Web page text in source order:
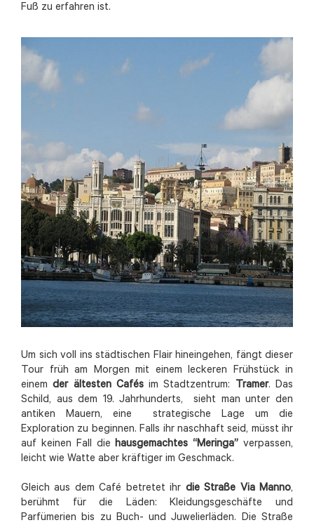
Fuß zu erfahren ist.
Um sich voll ins städtischen Flair hineingehen, fängt dieser
Tour früh am Morgen mit einem leckeren Frühstück in
einemder ältesten Cafésim Stadtzentrum: Tramer. Das
Schild, aus dem 19. Jahrhunderts, sieht man unter den
antiken Mauern, eine strategische Lage um die
Exploration zu beginnen. Falls ihr naschhaft seid, müsst ihr
auf keinen Fall diehausgemachtes “Meringa” verpassen,
leicht wie Watte aber kräftiger im Geschmack.
Gleich aus dem Café betretet ihr die Straße Via Manno,
berühmt für die Läden: Kleidungsgeschäfte und
Parfümerien bis zu Buch- und Juwelierläden. Die Straße